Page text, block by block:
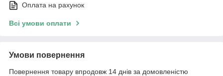
Оплата на рахунок
Всі умови оплати
Умови повернення
Повернення товару впродовж 14 днів за домовленістю